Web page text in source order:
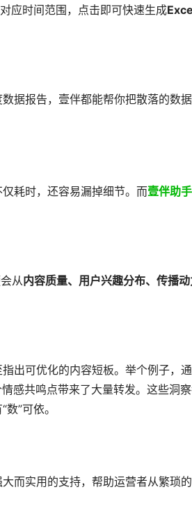
应时间范围，点击即可快速生成
据报告，壹伴都能帮你把散落的数
耗时，还容易漏掉细节。而壹伴助手
从内容质量、用户兴趣分布、传播
出可优化的内容短板。举个例子，
感共鸣点带来了大量转发。这些洞
”可依。
而实用的支持，帮助运营者从繁琐